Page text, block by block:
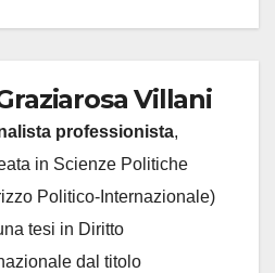
Villani
professionista,
in Scienze Politiche
Politico-Internazionale)
tesi in Diritto
dal titolo